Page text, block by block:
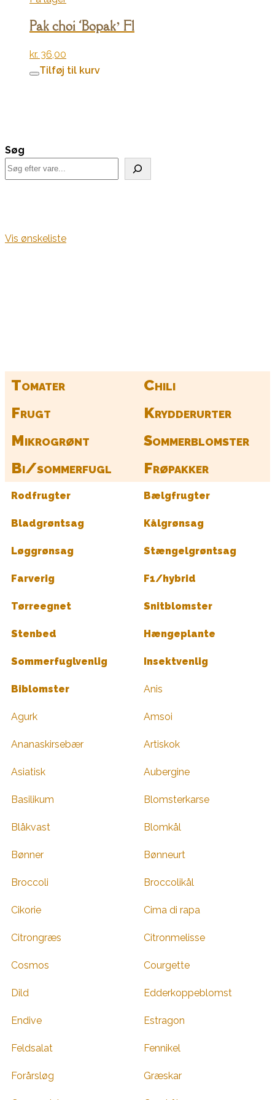
Pak choi ‘Bopak’ F1
kr. 36,00
Tilføj til kurv
Søg
Vis ønskeliste
Tomater
Chili
Frugt
Krydderurter
Mikrogrønt
Sommerblomster
Bi/sommerfugl
Frøpakker
Rodfrugter Bælgfrugter
Bladgrøntsag Kålgrønsag
Løggrønsag Stængelgrøntsag
Farverig F1/hybrid
Tørreegnet Snitblomster
Stenbed Hængeplante
Sommerfuglvenlig Insektvenlig
Biblomster Anis
Agurk Amsoi
Ananaskirsebær Artiskok
Asiatisk Aubergine
Basilikum Blomsterkarse
Blåkvast Blomkål
Bønner Bønneurt
Broccoli Broccolikål
Cikorie Cima di rapa
Citrongræs Citronmelisse
Cosmos Courgette
Dild Edderkoppeblomst
Endive Estragon
Feldsalat Fennikel
Forårsløg Græskar